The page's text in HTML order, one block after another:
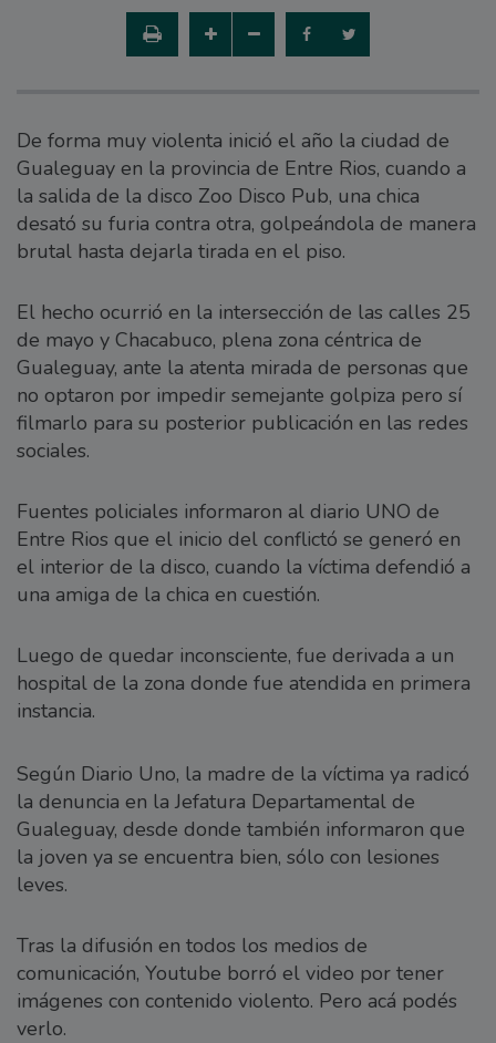
De forma muy violenta inició el año la ciudad de
Gualeguay en la provincia de Entre Rios, cuando a
la salida de la disco Zoo Disco Pub, una chica
desató su furia contra otra, golpeándola de manera
brutal hasta dejarla tirada en el piso.
El hecho ocurrió en la intersección de las calles 25
de mayo y Chacabuco, plena zona céntrica de
Gualeguay, ante la atenta mirada de personas que
no optaron por impedir semejante golpiza pero sí
filmarlo para su posterior publicación en las redes
sociales.
Fuentes policiales informaron al diario UNO de
Entre Rios que el inicio del conflictó se generó en
el interior de la disco, cuando la víctima defendió a
una amiga de la chica en cuestión.
Luego de quedar inconsciente, fue derivada a un
hospital de la zona donde fue atendida en primera
instancia.
Según Diario Uno, la madre de la víctima ya radicó
la denuncia en la Jefatura Departamental de
Gualeguay, desde donde también informaron que
la joven ya se encuentra bien, sólo con lesiones
leves.
Tras la difusión en todos los medios de
comunicación, Youtube borró el video por tener
imágenes con contenido violento. Pero acá podés
verlo.